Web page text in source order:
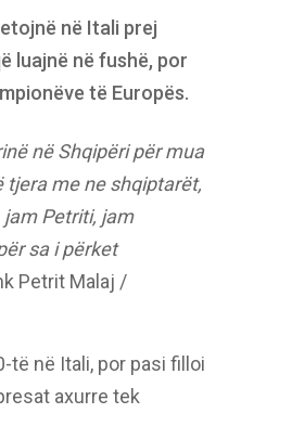
në Itali prej
luajnë në fushë, por
të Europës.
në Shqipëri për mua
me ne shqiptarët,
Petriti, jam
sa i përket
Petrit Malaj /
të në Itali, por pasi filloi
axurre tek